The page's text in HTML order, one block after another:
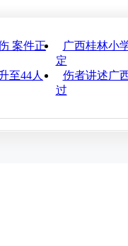
案件正
广西桂林小
定
至44人
伤者讲述广
过